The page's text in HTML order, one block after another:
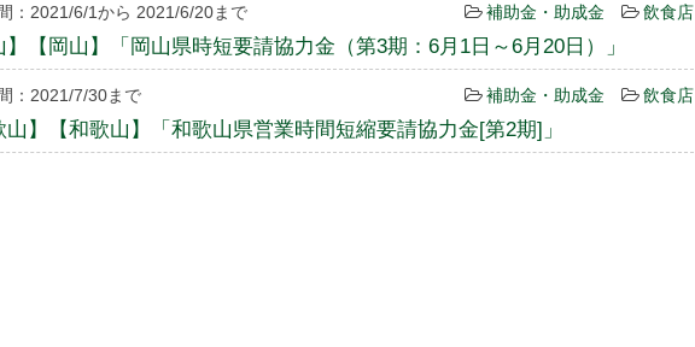
：2021/6/1から 2021/6/20まで 補助金・助成金 飲食店
】【岡山】「岡山県時短要請協力金（第3期：6月1日～6月20日）」
：2021/7/30まで 補助金・助成金 飲食店
山】【和歌山】「和歌山県営業時間短縮要請協力金[第2期]」